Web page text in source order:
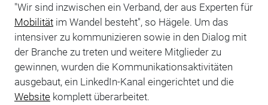
"Wir sind inzwischen ein Verband, der aus Experten für
Mobilitätim Wandel besteht", so Hägele. Um das
intensiver zu kommunizieren sowie in den Dialog mit
der Branche zu treten und weitere Mitglieder zu
gewinnen, wurden die Kommuni­kations­aktivitäten
ausgebaut, ein LinkedIn-Kanal eingerichtet und die
Websitekomplett überarbeitet.